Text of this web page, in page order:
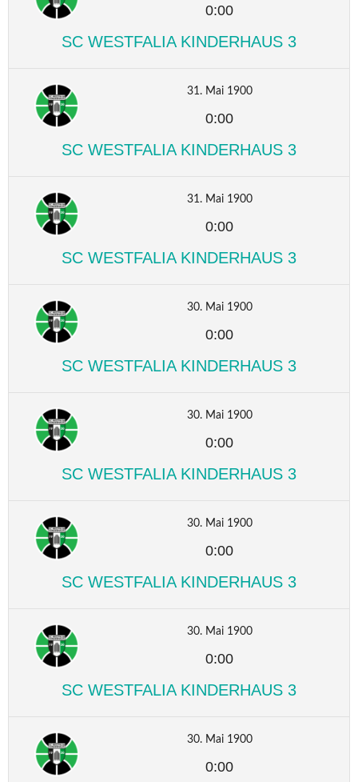
0:00
SC WESTFALIA KINDERHAUS 3
31. Mai 1900
0:00
SC WESTFALIA KINDERHAUS 3
31. Mai 1900
0:00
SC WESTFALIA KINDERHAUS 3
30. Mai 1900
0:00
SC WESTFALIA KINDERHAUS 3
30. Mai 1900
0:00
SC WESTFALIA KINDERHAUS 3
30. Mai 1900
0:00
SC WESTFALIA KINDERHAUS 3
30. Mai 1900
0:00
SC WESTFALIA KINDERHAUS 3
30. Mai 1900
0:00